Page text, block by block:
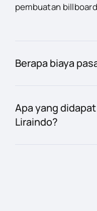
pembuatan
Berapa biaya
Apa yang
Liraindo?